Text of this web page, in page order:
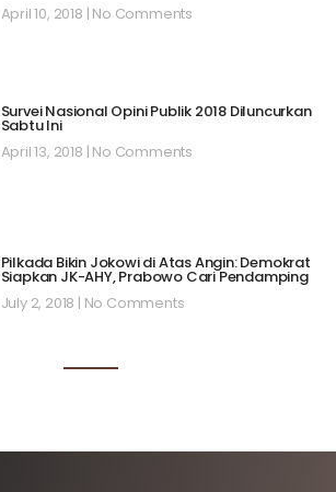
April 10, 2018 No Comments
Survei Nasional Opini Publik 2018 Diluncurkan
Sabtu Ini
April 13, 2018 No Comments
Pilkada Bikin Jokowi di Atas Angin: Demokrat
Siapkan JK-AHY, Prabowo Cari Pendamping
July 2, 2018 No Comments